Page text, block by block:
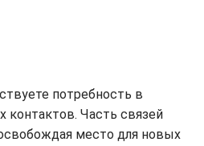
потребность в
контактов. Часть связей
место для новых